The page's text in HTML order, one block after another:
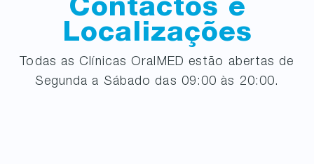
Contactos e
Localizações
Todas as Clínicas OralMED estão abertas de
Segunda a Sábado das 09:00 às 20:00.